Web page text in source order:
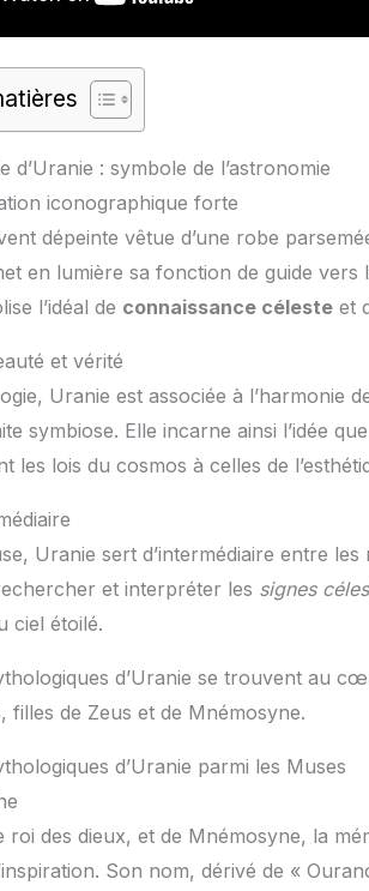
d’Uranie : symbole de l’astronomie
iconographique forte
dépeinte vêtue d’une robe
en lumière sa fonction de guide
l’idéal de connaissance céleste et
et vérité
Uranie est associée à l’harmonie
symbiose. Elle incarne ainsi l’idée
les lois du cosmos à celles de
Uranie sert d’intermédiaire entre
et interpréter les signes
ciel étoilé.
d’Uranie se trouvent au
filles de Zeus et de Mnémosyne.
d’Uranie parmi les Muses
roi des dieux, et de Mnémosyne, la
Son nom, dérivé de «